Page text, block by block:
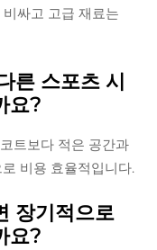
싸고 고급 재료는
른 스포츠 시
요?
트보다 적은 공간과
비용 효율적입니다.
장기적으로
요?